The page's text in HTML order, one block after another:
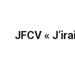
JFCV «